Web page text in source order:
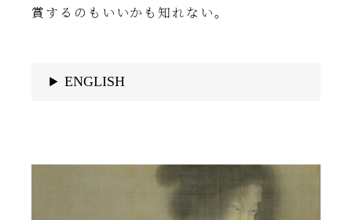
賞するのもいいかも知れない。
ENGLISH